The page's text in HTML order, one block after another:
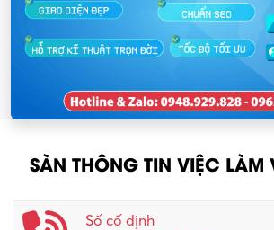
SÀN THÔNG TIN VIỆC LÀM
Số cố định